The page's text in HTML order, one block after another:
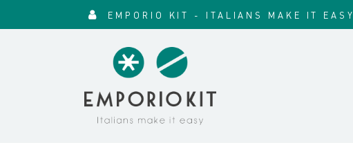
EMPORIO KIT - ITALIANS MAKE IT EASY